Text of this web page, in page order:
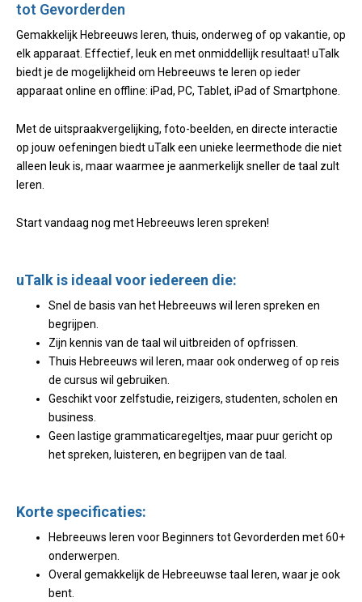
tot Gevorderden
Gemakkelijk Hebreeuws leren, thuis, onderweg of op vakantie, op
elk apparaat. Effectief, leuk en met onmiddellijk resultaat! uTalk
biedt je de mogelijkheid om Hebreeuws te leren op ieder
apparaat online en offline: iPad, PC, Tablet, iPad of Smartphone.
Met de uitspraakvergelijking, foto-beelden, en directe interactie
op jouw oefeningen biedt uTalk een unieke leermethode die niet
alleen leuk is, maar waarmee je aanmerkelijk sneller de taal zult
leren.
Start vandaag nog met Hebreeuws leren spreken!
uTalk is ideaal voor iedereen die:
Snel de basis van het Hebreeuws wil leren spreken en
begrijpen.
Zijn kennis van de taal wil uitbreiden of opfrissen.
Thuis Hebreeuws wil leren, maar ook onderweg of op reis
de cursus wil gebruiken.
Geschikt voor zelfstudie, reizigers, studenten, scholen en
business.
Geen lastige grammaticaregeltjes, maar puur gericht op
het spreken, luisteren, en begrijpen van de taal.
Korte specificaties:
Hebreeuws leren voor Beginners tot Gevorderden met 60+
onderwerpen.
Overal gemakkelijk de Hebreeuwse taal leren, waar je ook
bent.